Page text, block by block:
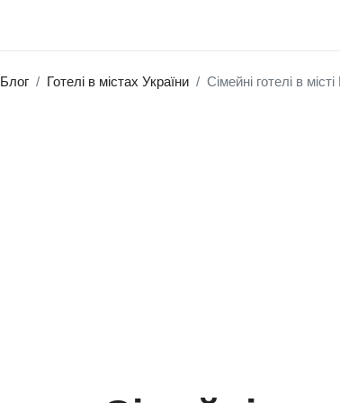
Блог Готелі в містах України Сімейні готелі в